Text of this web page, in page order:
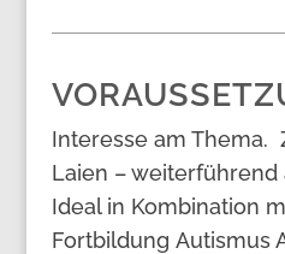
Interesse am Thema.
Laien – weiterführend
Ideal in Kombination
Fortbildung Autismus